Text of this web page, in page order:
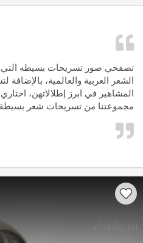
تصفحي صور تسريحات بسيطه التي
الشعر العربية والعالمية،
المشاهير في ابرز إطلالاتهن،
مجموعتنا من تسريحات شعر بسيطة